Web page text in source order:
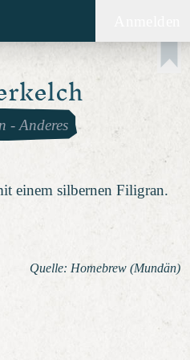
- Anderes
einem silbernen Filigran.
Quelle: Homebrew (Mundän)